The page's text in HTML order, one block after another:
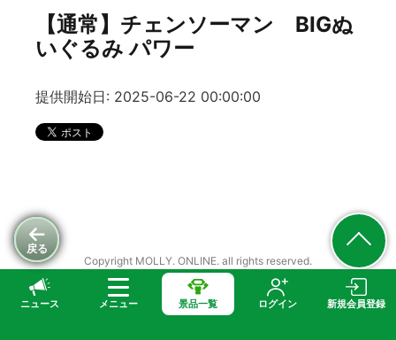
ニュース メニュー 景品一覧 ログイン 新規会員登録
戻る
【通常】チェンソーマン BIGぬ
いぐるみ パワー
提供開始日: 2025-06-22 00:00:00
Copyright MOLLY. ONLINE. all rights reserved.